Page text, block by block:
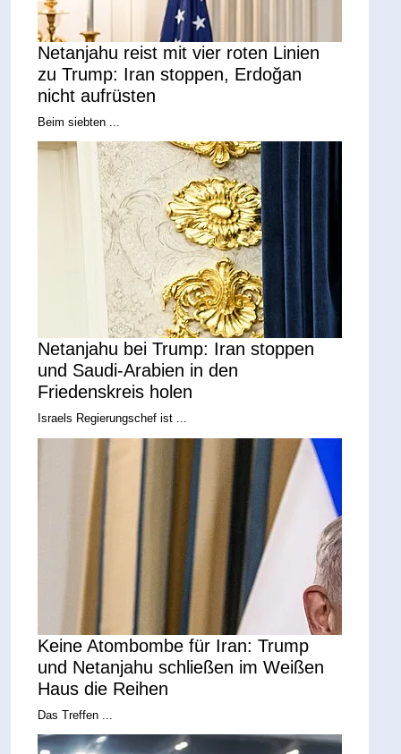
Netanjahu reist mit vier roten Linien
zu Trump: Iran stoppen, Erdoğan
nicht aufrüsten
Beim siebten ...
Netanjahu bei Trump: Iran stoppen
und Saudi-Arabien in den
Friedenskreis holen
Israels Regierungschef ist ...
Keine Atombombe für Iran: Trump
und Netanjahu schließen im Weißen
Haus die Reihen
Das Treffen ...